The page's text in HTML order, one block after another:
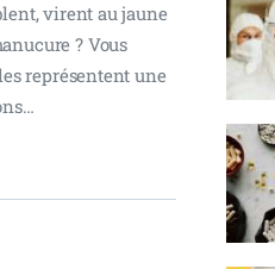
virent au jaune
? Vous
représentent une